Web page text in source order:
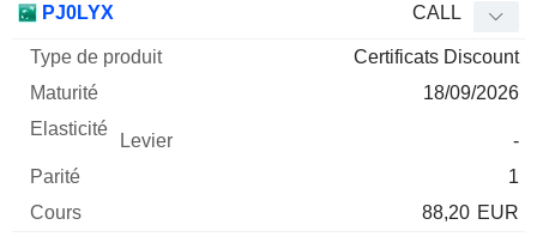
PJ0LYX CALL
Certificats Discount
18/09/2026
-
1
88,20 EUR